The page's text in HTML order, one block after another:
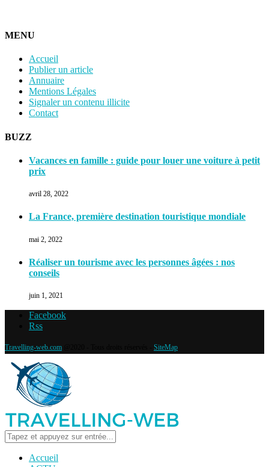
MENU
Accueil
Publier un article
Annuaire
Mentions Légales
Signaler un contenu illicite
Contact
BUZZ
Vacances en famille : guide pour louer une voiture à petit
prix
avril 28, 2022
La France, première destination touristique mondiale
mai 2, 2022
Réaliser un tourisme avec les personnes âgées : nos
conseils
juin 1, 2021
Facebook
Rss
Travelling-web.com SiteMap
Accueil